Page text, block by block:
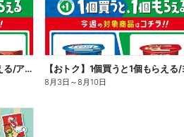
【おトク】1個買うと1個もらえる/アイス
8月3日 ～8月10日